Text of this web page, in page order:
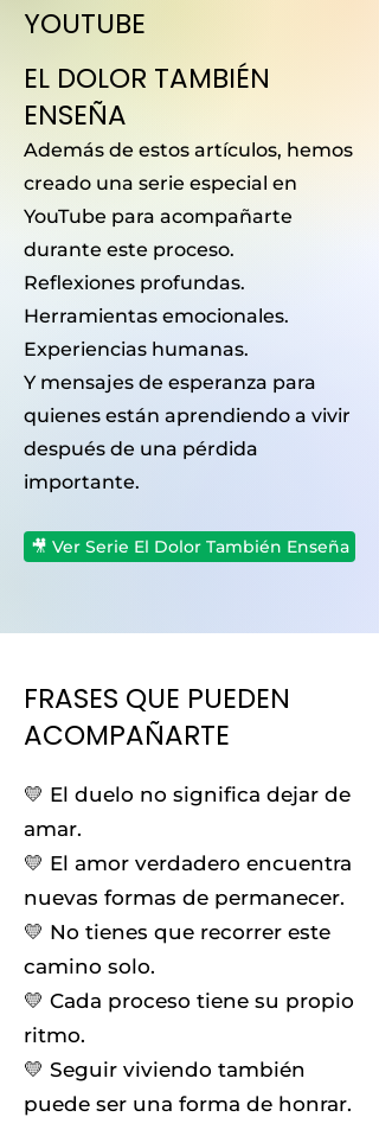
YOUTUBE
EL DOLOR TAMBIÉN
ENSEÑA
Además de estos artículos, hemos
creado una serie especial en
YouTube para acompañarte
durante este proceso.
Reflexiones profundas.
Herramientas emocionales.
Experiencias humanas.
Y mensajes de esperanza para
quienes están aprendiendo a vivir
después de una pérdida
importante.
🎥 Ver Serie El Dolor También Enseña
FRASES QUE PUEDEN
ACOMPAÑARTE
💛 El duelo no significa dejar de
amar.
💛 El amor verdadero encuentra
nuevas formas de permanecer.
💛 No tienes que recorrer este
camino solo.
💛 Cada proceso tiene su propio
ritmo.
💛 Seguir viviendo también
puede ser una forma de honrar.